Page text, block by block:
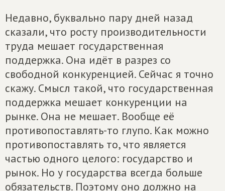
Недавно, буквально пару дней назад
сказали, что росту производительности
труда мешает государственная
поддержка. Она идёт в разрез со
свободной конкуренцией. Сейчас я точно
скажу. Смысл такой, что государственная
поддержка мешает конкуренции на
рынке. Она не мешает. Вообще её
противопоставлять-то глупо. Как можно
противопоставлять то, что является
частью одного целого: государство и
рынок. Но у государства всегда больше
обязательств. Поэтому оно должно на